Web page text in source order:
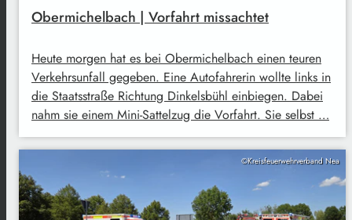
Obermichelbach | Vorfahrt missachtet
Heute morgen hat es bei Obermichelbach einen teuren
Verkehrsunfall gegeben. Eine Autofahrerin wollte links in
die Staatsstraße Richtung Dinkelsbühl einbiegen. Dabei
nahm sie einem Mini-Sattelzug die Vorfahrt. Sie selbst …
©Kreisfeuerwehrverband Nea